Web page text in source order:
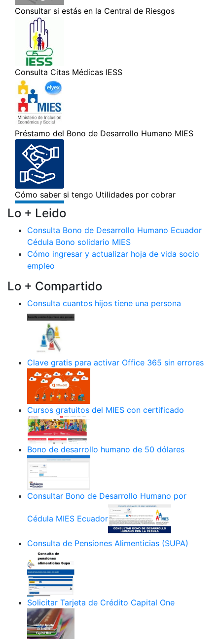
Lo + Leido
Consulta Bono de Desarrollo Humano Ecuador
Cédula Bono solidario MIES
Cómo ingresar y actualizar hoja de vida socio
empleo
Lo + Compartido
Consulta cuantos hijos tiene una persona
Clave gratis para activar Office 365 sin errores
Cursos gratuitos del MIES con certificado
Bono de desarrollo humano de 50 dólares
Consultar Bono de Desarrollo Humano por
Cédula MIES Ecuador
Consulta de Pensiones Alimenticias (SUPA)
Solicitar Tarjeta de Crédito Capital One